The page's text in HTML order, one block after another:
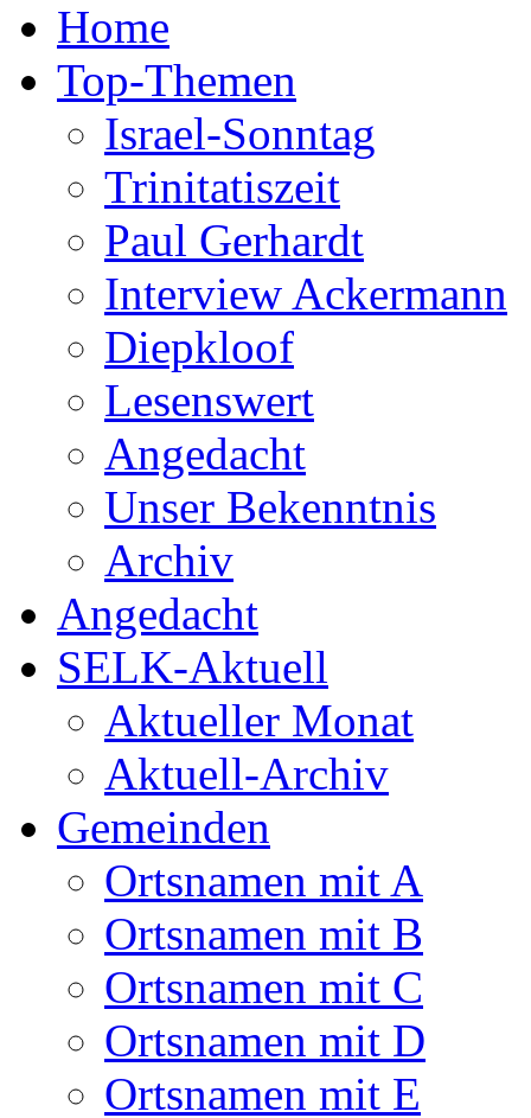
Home
Top-Themen
Israel-Sonntag
Trinitatiszeit
Paul Gerhardt
Interview Ackermann
Diepkloof
Lesenswert
Angedacht
Unser Bekenntnis
Archiv
Angedacht
SELK-Aktuell
Aktueller Monat
Aktuell-Archiv
Gemeinden
Ortsnamen mit A
Ortsnamen mit B
Ortsnamen mit C
Ortsnamen mit D
Ortsnamen mit E